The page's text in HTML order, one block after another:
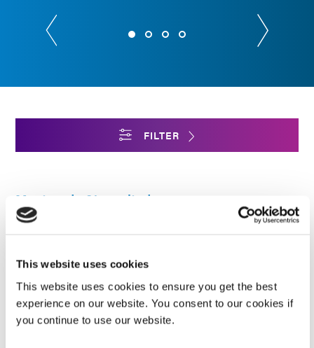
This website uses cookies
This website uses cookies to ensure you get the best
experience on our website. You consent to our cookies if
you continue to use our website.
FILTER
Mostrando 21 resultados
Introducción a los recursos de prueba de libros electrónicos
EBOOK